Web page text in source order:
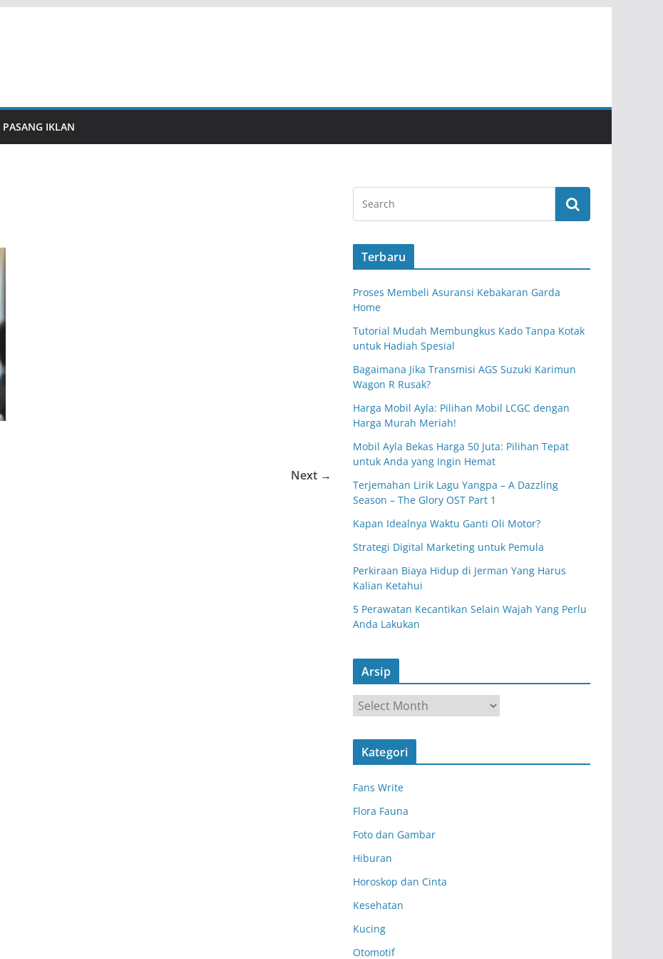
PASANG IKLAN
Next →
Terbaru
Proses Membeli Asuransi Kebakaran Garda
Home
Tutorial Mudah Membungkus Kado Tanpa Kotak
untuk Hadiah Spesial
Bagaimana Jika Transmisi AGS Suzuki Karimun
Wagon R Rusak?
Harga Mobil Ayla: Pilihan Mobil LCGC dengan
Harga Murah Meriah!
Mobil Ayla Bekas Harga 50 Juta: Pilihan Tepat
untuk Anda yang Ingin Hemat
Terjemahan Lirik Lagu Yangpa – A Dazzling
Season – The Glory OST Part 1
Kapan Idealnya Waktu Ganti Oli Motor?
Strategi Digital Marketing untuk Pemula
Perkiraan Biaya Hidup di Jerman Yang Harus
Kalian Ketahui
5 Perawatan Kecantikan Selain Wajah Yang Perlu
Anda Lakukan
Arsip
r
s
Kategori
Fans Write
Flora Fauna
Foto dan Gambar
Hiburan
Horoskop dan Cinta
Kesehatan
Kucing
Otomotif